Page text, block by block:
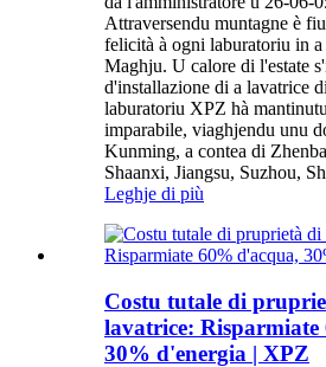
Attraversendu muntagne è
felicità à ogni laburatoriu in
Maghju. U calore di l'estate
d'installazione di a lavatrice
laburatoriu XPZ hà
imparabile, viaghjendu unu
Kunming, a contea di
Shaanxi, Jiangsu, Suzhou,
Leghje di più
Costu tutale di
lavatrice:
30% d'energia | XPZ